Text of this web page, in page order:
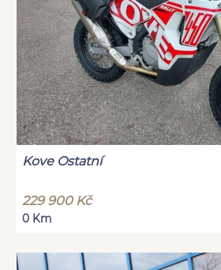
Kove Ostatní
229 900 Kč
0 Km